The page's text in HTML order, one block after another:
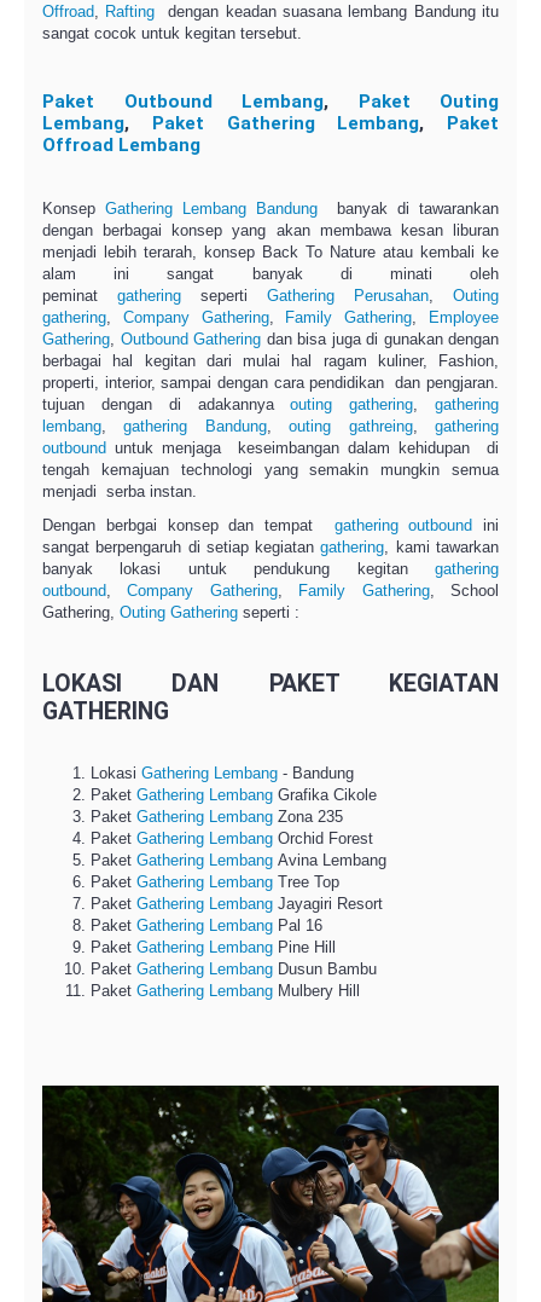
Offroad
Rafting dengan keadan suasana lembang Bandung itu
sangat cocok untuk kegitan tersebut.
Paket Outbound Lembang, Paket Outing
Lembang, Paket Gathering Lembang, Paket
Offroad Lembang
Konsep Gathering Lembang Bandung banyak di tawarankan
dengan berbagai konsep yang akan membawa kesan liburan
menjadi lebih terarah, konsep Back To Nature atau kembali ke
alam ini sangat banyak di minati oleh
peminat gathering seperti Gathering Perusahan
Outing
gathering
Company Gathering, Family Gathering
Employee
Gathering Outbound Gathering dan bisa juga di gunakan dengan
berbagai hal kegitan dari mulai hal ragam kuliner, Fashion,
properti, interior, sampai dengan cara pendidikan dan pengjaran.
tujuan dengan di adakannyaouting gathering ,gathering
lembang ,gathering Bandung,outing gathreing,gathering
outbound untuk menjaga keseimbangan dalam kehidupan di
tengah kemajuan technologi yang semakin mungkin semua
menjadi serba instan.
Dengan berbgai konsep dan tempat gathering outbound ini
sangat berpengaruh di setiap kegiatangathering , kami tawarkan
banyak lokasi untuk pendukung kegitan gathering
outbound ,Company Gathering, Family Gathering, School
Gathering, Outing Gathering seperti :
LOKASI DAN PAKET KEGIATAN
GATHERING
Lokasi Gathering Lembang - Bandung
Paket Gathering Lembang Grafika Cikole
Paket Gathering Lembang Zona 235
Paket Gathering Lembang Orchid Forest
Paket Gathering Lembang Avina Lembang
Paket Gathering Lembang Tree Top
Paket Gathering Lembang Jayagiri Resort
Paket Gathering Lembang Pal 16
Paket Gathering Lembang Pine Hill
Paket Gathering Lembang Dusun Bambu
Paket Gathering Lembang Mulbery Hill